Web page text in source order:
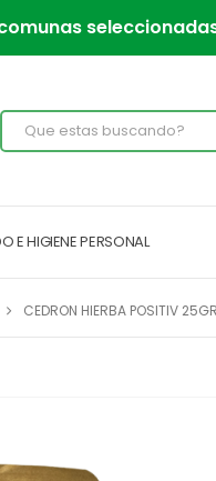
E HIGIENE PERSONAL
CEDRON HIERBA POSITIV 25GR